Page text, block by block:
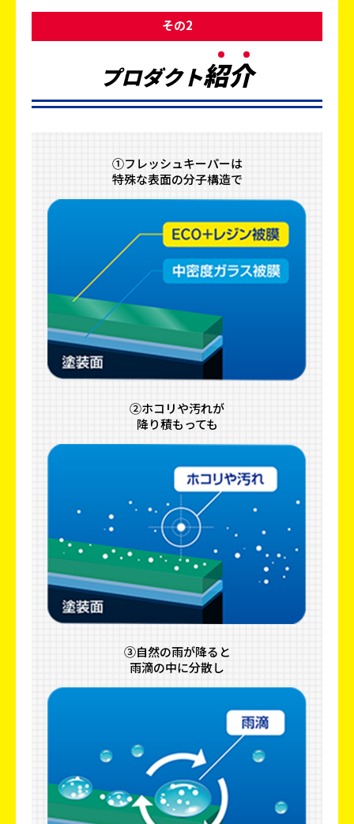
その2
プロダクト紹介
①フレッシュキーパーは
特殊な表面の分子構造で
②ホコリや汚れが
降り積もっても
③自然の雨が降ると
雨滴の中に分散し